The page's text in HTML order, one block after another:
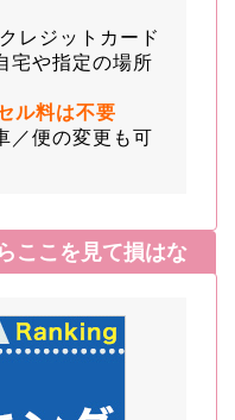
レジットカード
宅や指定の場所
ル料は不要
／便の変更も可